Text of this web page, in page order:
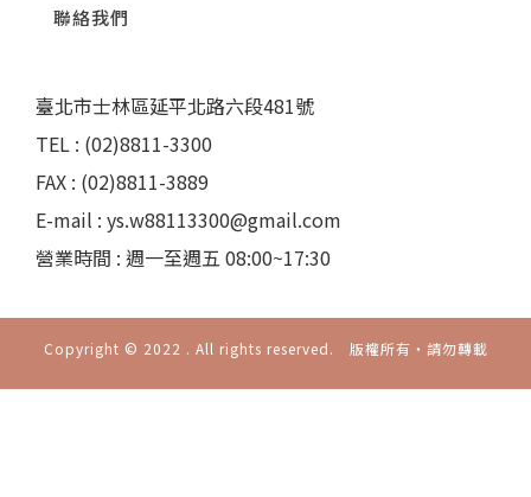
聯絡我們
臺北市士林區延平北路六段481號
TEL : (02)8811-3300
FAX : (02)8811-3889
E-mail : ys.w88113300@gmail.com
營業時間 : 週一至週五 08:00~17:30
Copyright © 2022 . All rights reserved. 版權所有‧請勿轉載